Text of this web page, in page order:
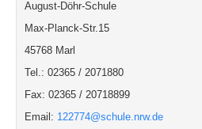
August-Döhr-Schule
Max-Planck-Str.15
45768 Marl
Tel.: 02365 / 2071880
Fax: 02365 / 20718899
Email: 122774@schule.nrw.de